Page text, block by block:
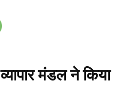
मंडल ने किया